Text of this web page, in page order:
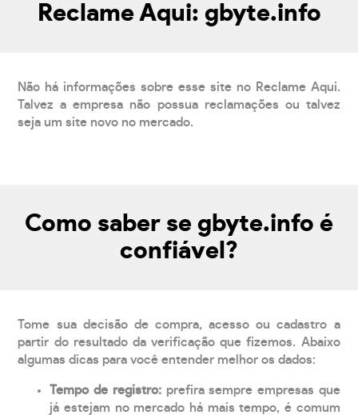
Reclame Aqui: gbyte.info
Não há informações sobre esse site no Reclame Aqui.
Talvez a empresa não possua reclamações ou talvez
seja um site novo no mercado.
Como saber se gbyte.info é
confiável?
Tome sua decisão de compra, acesso ou cadastro a
partir do resultado da verificação que fizemos. Abaixo
algumas dicas para você entender melhor os dados:
Tempo de registro: prefira sempre empresas que
já estejam no mercado há mais tempo, é comum